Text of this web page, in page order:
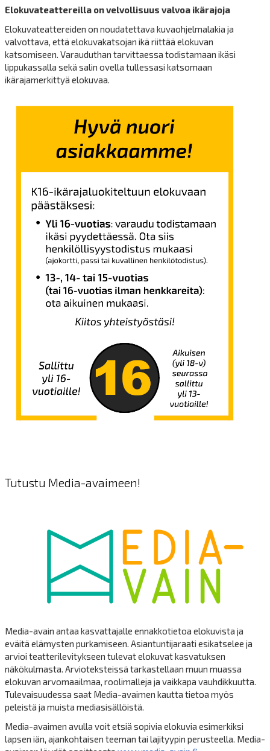
Elokuvateattereilla on velvollisuus valvoa ikärajoja
Elokuvateattereiden on noudatettava kuvaohjelmalakia ja
valvottava, että elokuvakatsojan ikä riittää elokuvan
katsomiseen. Varauduthan tarvittaessa todistamaan ikäsi
lippukassalla sekä salin ovella tullessasi katsomaan
ikärajamerkittyä elokuvaa.
Tutustu Media-avaimeen!
Media-avain antaa kasvattajalle ennakkotietoa elokuvista ja
eväitä elämysten purkamiseen. Asiantuntijaraati esikatselee ja
arvioi teatterilevitykseen tulevat elokuvat kasvatuksen
näkökulmasta. Arvioteksteissä tarkastellaan muun muassa
elokuvan arvomaailmaa, roolimalleja ja vaikkapa vauhdikkuutta.
Tulevaisuudessa saat Media-avaimen kautta tietoa myös
peleistä ja muista mediasisällöistä.
Media-avaimen avulla voit etsiä sopivia elokuvia esimerkiksi
lapsen iän, ajankohtaisen teeman tai lajityypin perusteella. Media-